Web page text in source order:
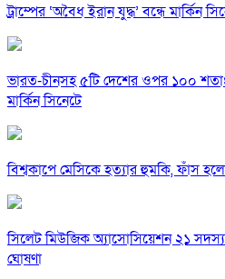
ট্রাম্পের ‘অবৈধ ইরান যুদ্ধ’ বন্ধে মার্কিন
ভারত-চীনসহ ৫টি দেশের ওপর ১০০
মার্কিন সিনেটে
বিশ্বকাপে মেসিকে হত্যার হুমকি, ফাঁস
সিলেট মিউজিক অ্যাসোসিয়েশন ২১
ঘোষণা